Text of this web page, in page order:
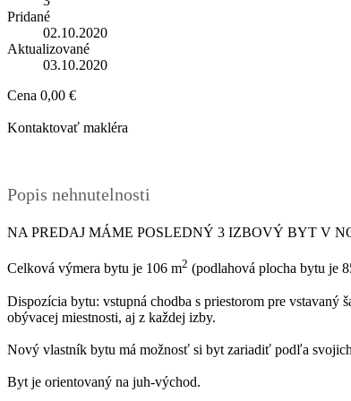
Pridané
02.10.2020
Aktualizované
03.10.2020
Cena 0,00 €
Kontaktovať makléra
Popis nehnutelnosti
NA PREDAJ MÁME POSLEDNÝ 3 IZBOVÝ BYT V
Celková výmera bytu je 106 m2 (podlahová plocha bytu je
Dispozícia bytu: vstupná chodba s priestorom pre vstavaný
obývacej miestnosti, aj z každej izby.
Nový vlastník bytu má možnosť si byt zariadiť podľa
Byt je orientovaný na juh-východ.